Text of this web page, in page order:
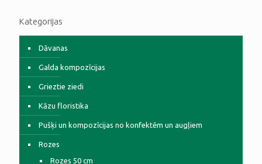
Kategorijas
Dāvanas
Galda kompozīcijas
Grieztie ziedi
Kāzu floristika
Pušķi un kompozīcijas no konfektēm un augļiem
Rozes
Rozes 50 cm